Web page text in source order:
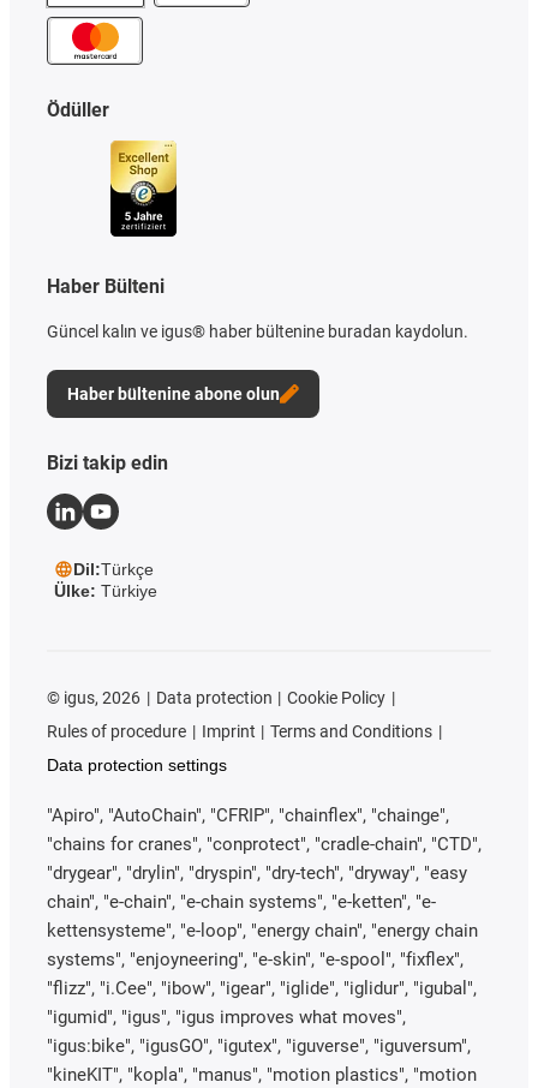
Ödüller
Haber Bülteni
Güncel kalın ve igus® haber bültenine buradan kaydolun.
Haber bültenine abone olun
Bizi takip edin
Dil:Türkçe
Ülke: Türkiye
© igus, 2026 Data protection
Cookie Policy
Rules of procedure
Imprint
Terms and Conditions
Data protection settings
"Apiro", "AutoChain", "CFRIP", "chainflex", "chainge",
"chains for cranes", "conprotect", "cradle-chain", "CTD",
"drygear", "drylin", "dryspin", "dry-tech", "dryway", "easy
chain", "e-chain", "e-chain systems", "e-ketten", "e-
kettensysteme", "e-loop", "energy chain", "energy chain
systems", "enjoyneering", "e-skin", "e-spool", "fixflex",
"flizz", "i.Cee", "ibow", "igear", "iglide", "iglidur", "igubal",
"igumid", "igus", "igus improves what moves",
"igus:bike", "igusGO", "igutex", "iguverse", "iguversum",
"kineKIT", "kopla", "manus", "motion plastics", "motion